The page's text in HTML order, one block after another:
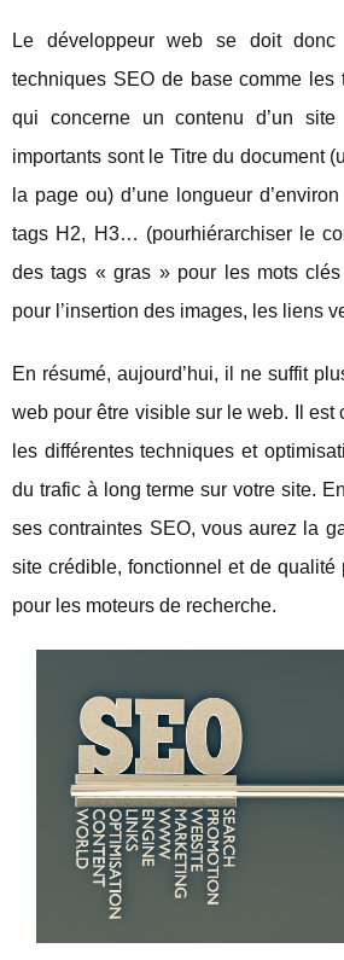
Le développeur web se doit
techniques SEO de base comme les
qui concerne un contenu d’un
importants sont le Titre du document
la page ou) d’une longueur
tags H2, H3… (pourhiérarchiser le
des tags « gras » pour les mots clés
pour l’insertion des images, les liens
En résumé, aujourd’hui, il ne suffit
web pour être visible sur le web. Il est
les différentes techniques et
du trafic à long terme sur votre site.
ses contraintes SEO, vous aurez la
site crédible, fonctionnel et de qualité
pour les moteurs de recherche.